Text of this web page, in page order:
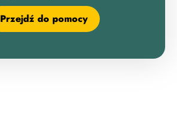
Przejdź do pomocy